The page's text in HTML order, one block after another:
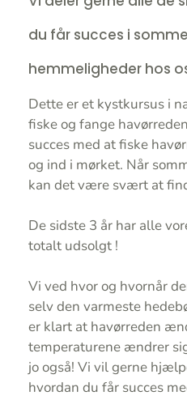
du får succes i
hemmeligheder hos
Dette er et kystkursus i
fiske og fange
succes med at fiske
og ind i mørket. Når
kan det være svært at
De sidste 3 år har alle
totalt udsolgt !
Vi ved hvor og hvornår
selv den varmeste
er klart at havørreden
temperaturene ændrer
jo også! Vi vil gerne
hvordan du får succes